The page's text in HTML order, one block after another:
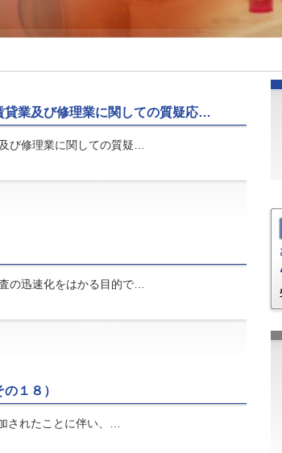
貸業及び修理業に関しての質疑応…
び修理業に関しての質疑…
の迅速化をはかる目的で…
１８）
されたことに伴い、…